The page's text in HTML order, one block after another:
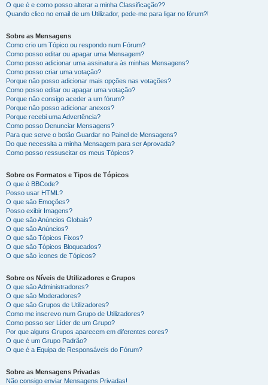
O que é e como posso alterar a minha Classificação??
Quando clico no email de um Utilizador, pede-me para ligar no fórum?!
Sobre as Mensagens
Como crio um Tópico ou respondo num Fórum?
Como posso editar ou apagar uma Mensagem?
Como posso adicionar uma assinatura às minhas Mensagens?
Como posso criar uma votação?
Porque não posso adicionar mais opções nas votações?
Como posso editar ou apagar uma votação?
Porque não consigo aceder a um fórum?
Porque não posso adicionar anexos?
Porque recebi uma Advertência?
Como posso Denunciar Mensagens?
Para que serve o botão Guardar no Painel de Mensagens?
Do que necessita a minha Mensagem para ser Aprovada?
Como posso ressuscitar os meus Tópicos?
Sobre os Formatos e Tipos de Tópicos
O que é BBCode?
Posso usar HTML?
O que são Emoções?
Posso exibir Imagens?
O que são Anúncios Globais?
O que são Anúncios?
O que são Tópicos Fixos?
O que são Tópicos Bloqueados?
O que são ícones de Tópicos?
Sobre os Níveis de Utilizadores e Grupos
O que são Administradores?
O que são Moderadores?
O que são Grupos de Utilizadores?
Como me inscrevo num Grupo de Utilizadores?
Como posso ser Líder de um Grupo?
Por que alguns Grupos aparecem em diferentes cores?
O que é um Grupo Padrão?
O que é a Equipa de Responsáveis do Fórum?
Sobre as Mensagens Privadas
Não consigo enviar Mensagens Privadas!